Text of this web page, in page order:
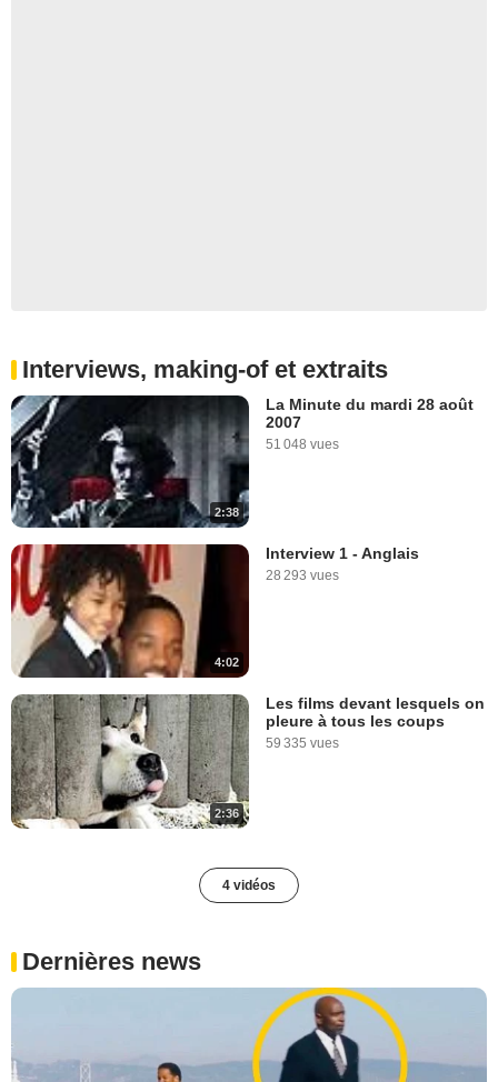
Interviews, making-of et extraits
2:38
La Minute du mardi 28 août
2007
51 048 vues
4:02
Interview 1 - Anglais
28 293 vues
2:36
Les films devant lesquels on
pleure à tous les coups
59 335 vues
4 vidéos
Dernières news